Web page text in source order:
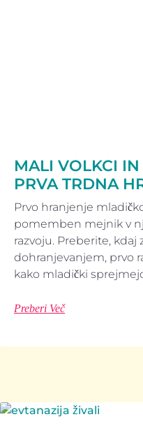
MALI VOLKCI
PRVA TRDNA
Prvo hranjenje
pomemben mejnik v
razvoju. Preberite, kdaj
dohranjevanjem, prvo
kako mladički
Preberi Več